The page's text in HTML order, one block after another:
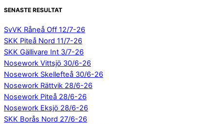
SENASTE RESULTAT
SvVK Råneå Off 12/7-26
SKK Piteå Nord 11/7-26
SKK Gällivare Int 3/7-26
Nosework Vittsjö 30/6-26
Nosework Skellefteå 30/6-26
Nosework Rättvik 28/6-26
Nosework Piteå 28/6-26
Nosework Eksjö 28/6-26
SKK Borås Nord 27/6-26